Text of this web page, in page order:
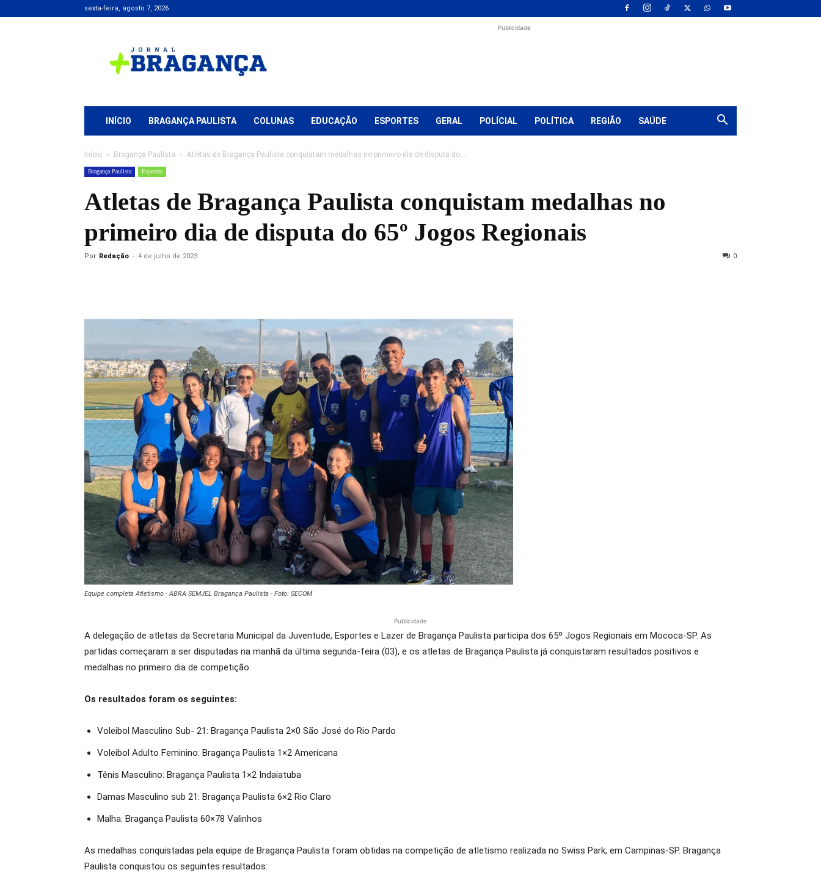
sexta-feira, agosto 7, 2026
+
Bragança
Publicidade
INÍCIO BRAGANÇA PAULISTA COLUNAS EDUCAÇÃO ESPORTES GERAL POLÍCIAL POLÍTICA REGIÃO SAÚDE
Início Bragança Paulista Atletas de Bragança Paulista conquistam medalhas no primeiro dia de disputa do...
Bragança Paulista Esportes
Atletas de Bragança Paulista conquistam medalhas no
primeiro dia de disputa do 65º Jogos Regionais
Por Redação - 4 de julho de 2023 0
Equipe completa Atletismo - ABRA SEMJEL Bragança Paulista - Foto: SECOM
Publicidade
A delegação de atletas da Secretaria Municipal da Juventude, Esportes e Lazer de Bragança Paulista participa dos 65º Jogos Regionais em Mococa-SP. As
partidas começaram a ser disputadas na manhã da última segunda-feira (03), e os atletas de Bragança Paulista já conquistaram resultados positivos e
medalhas no primeiro dia de competição.
Os resultados foram os seguintes:
Voleibol Masculino Sub- 21: Bragança Paulista 2×0 São José do Rio Pardo
Voleibol Adulto Feminino: Bragança Paulista 1×2 Americana
Tênis Masculino: Bragança Paulista 1×2 Indaiatuba
Damas Masculino sub 21: Bragança Paulista 6×2 Rio Claro
Malha: Bragança Paulista 60×78 Valinhos
As medalhas conquistadas pela equipe de Bragança Paulista foram obtidas na competição de atletismo realizada no Swiss Park, em Campinas-SP. Bragança
Paulista conquistou os seguintes resultados: